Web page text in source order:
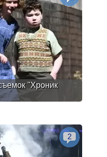
"Хроник
2